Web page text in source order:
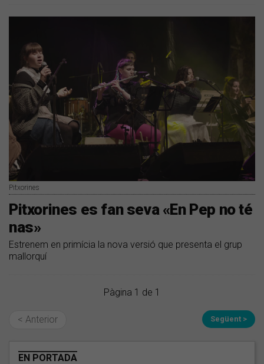
Pitxorines
Pitxorines es fan seva «En Pep no té
nas»
Estrenem en primícia la nova versió que presenta el grup
mallorquí
Pàgina 1 de 1
< Anterior Següent >
EN PORTADA